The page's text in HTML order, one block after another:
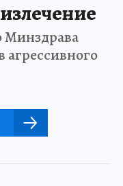
агрессивного